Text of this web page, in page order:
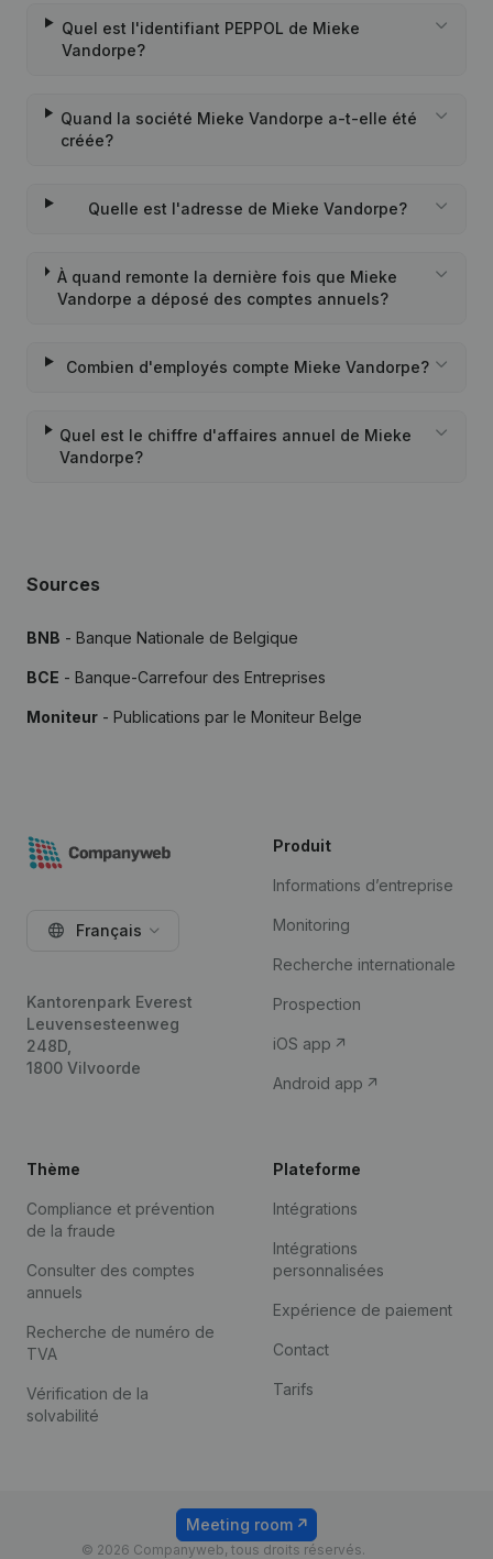
Quel est l'identifiant PEPPOL de Mieke
Vandorpe?
Quand la société Mieke Vandorpe a-t-elle été
créée?
Quelle est l'adresse de Mieke Vandorpe?
À quand remonte la dernière fois que Mieke
Vandorpe a déposé des comptes annuels?
Combien d'employés compte Mieke Vandorpe?
Quel est le chiffre d'affaires annuel de Mieke
Vandorpe?
Sources
BNB - Banque Nationale de Belgique
BCE - Banque-Carrefour des Entreprises
Moniteur - Publications par le Moniteur Belge
Français
Kantorenpark Everest
Leuvensesteenweg
248D,
1800 Vilvoorde
Produit
Informations d’entreprise
Monitoring
Recherche internationale
Prospection
iOS app
Android app
Thème
Compliance et prévention
de la fraude
Consulter des comptes
annuels
Recherche de numéro de
TVA
Vérification de la
solvabilité
Plateforme
Intégrations
Intégrations
personnalisées
Expérience de paiement
Contact
Tarifs
© 2026 Companyweb, tous droits réservés.
Meeting room